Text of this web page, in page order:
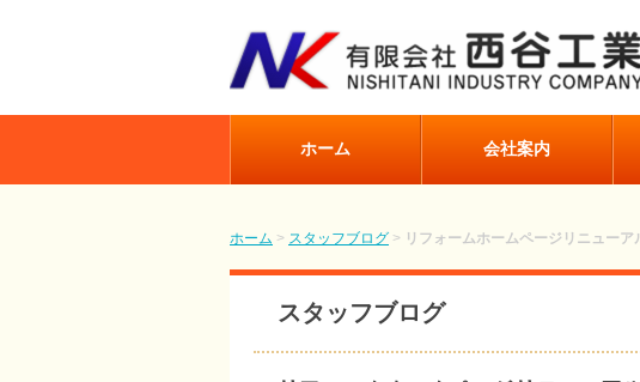
ホーム 会社案内
ホーム > スタッフブログ > リフォームホームページリニューア
スタッフブログ